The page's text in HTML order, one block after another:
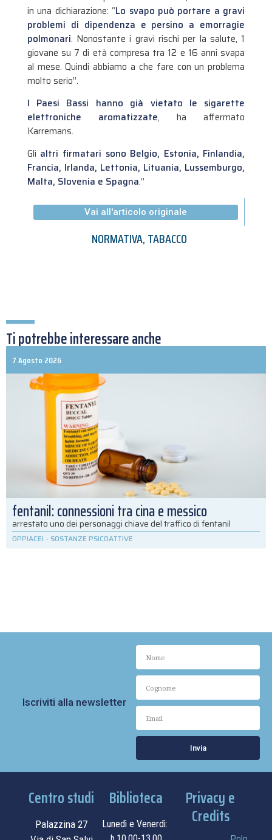
in una dichiarazione: “Lo svapo può portare a gravi
problemi di dipendenza e persino a emorragie
polmonari. Nonostante i gravi rischi per la salute, 1
giovane su 7 di età compresa tra 12 e 16 anni svapa
al mese. Quindi abbiamo a che fare con un problema
molto serio”.
I Paesi Bassi hanno già vietato le sigarette
elettroniche aromatizzate, ha affermato
Karremans.
Gli altri firmatari sono Belgio, Estonia, Finlandia,
Francia, Irlanda, Lettonia, Lituania, Lussemburgo,
Malta, Slovenia e Spagna.”
Vai all'articolo originale
NORMATIVA,TABACCO
Ti potrebbe interessare anche
7 Agosto 2026
fentanil: connessioni tra cina e messico
arrestato uno dei personaggi chiave del traffico di fentanil
OPPIACEI - SOSTANZE PSICOATTIVE
Iscriviti alla newsletter
Invia
Centro studi
Palazzina 27
Biblioteca
Lunedì e Venerdì:
Privacy e
Credits